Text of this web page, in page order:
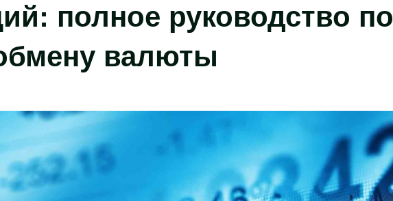
полное руководство по
валюты